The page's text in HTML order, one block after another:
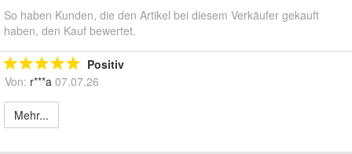
So haben Kunden, die den Artikel bei diesem Verkäufer gekauft
haben, den Kauf bewertet.
Positiv
Von: r***a 07.07.26
Mehr...